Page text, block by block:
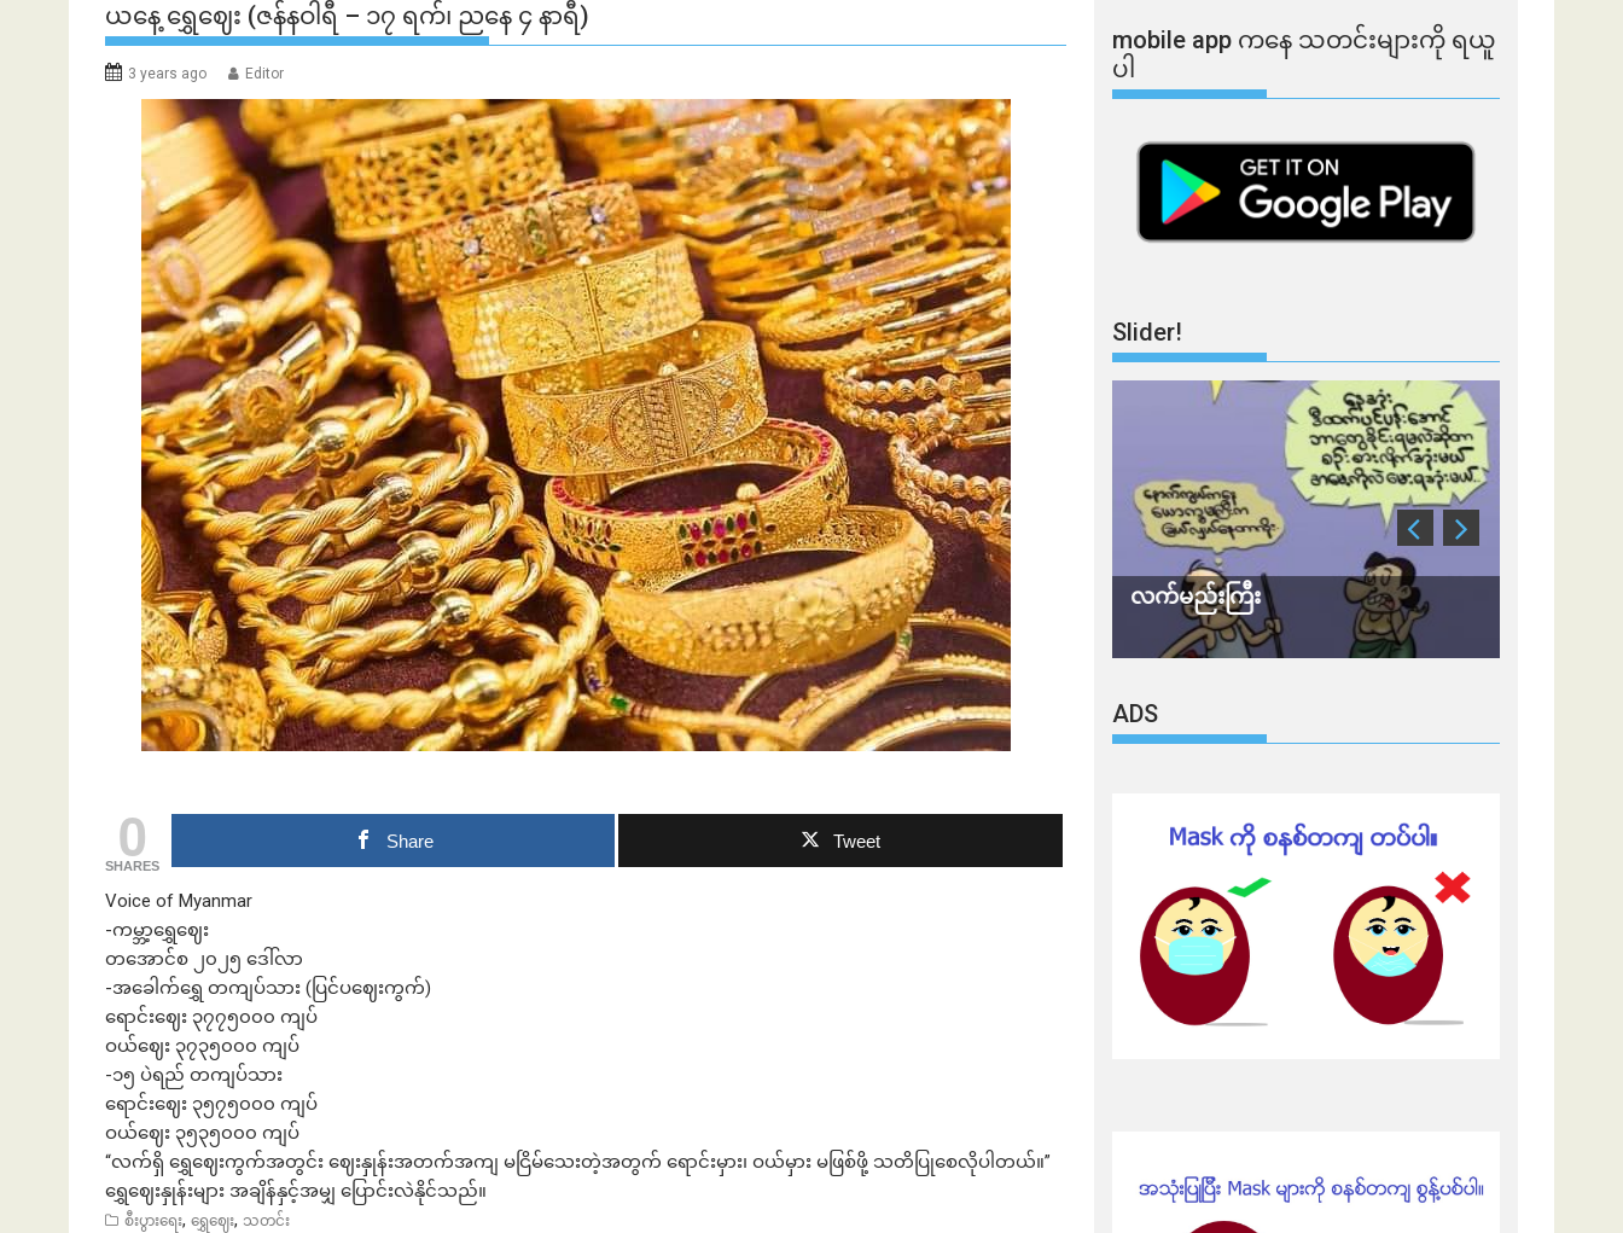
ယနေ့ ရွှေဈေး (ဇန်နဝါရီ – ၁၇ ရက်၊ ညနေ ၄ နာရီ)
3 years ago Editor
0
SHARES
Share Tweet
Voice of Myanmar
-ကမ္ဘာ့ရွှေဈေး
တအောင်စ ၂၀၂၅ ဒေါ်လာ
-အခေါက်ရွှေ တကျပ်သား (ပြင်ပဈေးကွက်)
ရောင်းဈေး ၃၇၇၅၀၀၀ ကျပ်
ဝယ်ဈေး ၃၇၃၅၀၀၀ ကျပ်
-၁၅ ပဲရည် တကျပ်သား
ရောင်းဈေး ၃၅၇၅၀၀၀ ကျပ်
ဝယ်ဈေး ၃၅၃၅၀၀၀ ကျပ်
“လက်ရှိ ရွှေဈေးကွက်အတွင်း ဈေးနှုန်းအတက်အကျ မငြိမ်သေးတဲ့အတွက် ရောင်းမှား၊ ဝယ်မှား မဖြစ်ဖို့ သတိပြုစေလိုပါတယ်။”
ရွှေဈေးနှုန်းများ အချိန်နှင့်အမျှ ပြောင်းလဲနိုင်သည်။
စီးပွားရေး, ရွှေဈေး, သတင်း
mobile app ​​ကနေ ​​သတင်းများကို ရယူ
ပါ
Slider!
ဘဏ်နဲ့အကြွေး ဘာလျှော့မလဲ လက်မည်းကြီး
ADS